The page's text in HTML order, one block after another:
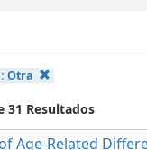
Otra
31 Resultados
Age-Related